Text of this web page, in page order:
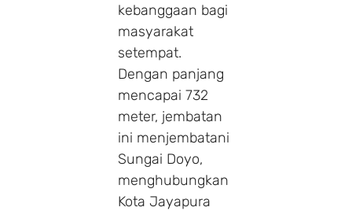
kebanggaan bagi
masyarakat
setempat.
Dengan panjang
mencapai 732
meter, jembatan
ini menjembatani
Sungai Doyo,
menghubungkan
Kota Jayapura